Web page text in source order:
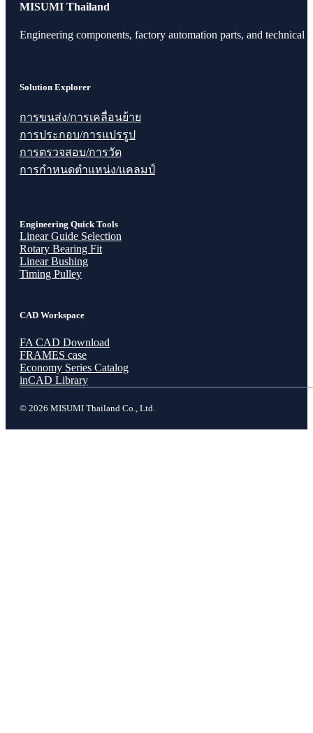
MISUMI Thailand
Engineering components, factory automation parts, and technical
Solution Explorer
การขนส่ง/การเคลื่อนย้าย
การประกอบ/การแปรรูป
การตรวจสอบ/การวัด
การกำหนดตำแหน่ง/แคลมป์
Engineering Quick Tools
Linear Guide Selection
Rotary Bearing Fit
Linear Bushing
Timing Pulley
CAD Workspace
FA CAD Download
FRAMES case
Economy Series Catalog
inCAD Library
© 2026 MISUMI Thailand Co., Ltd.